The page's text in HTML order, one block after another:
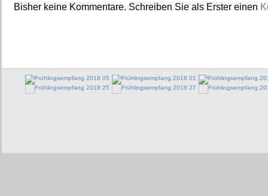
Bisher keine Kommentare. Schreiben Sie als Erster einen